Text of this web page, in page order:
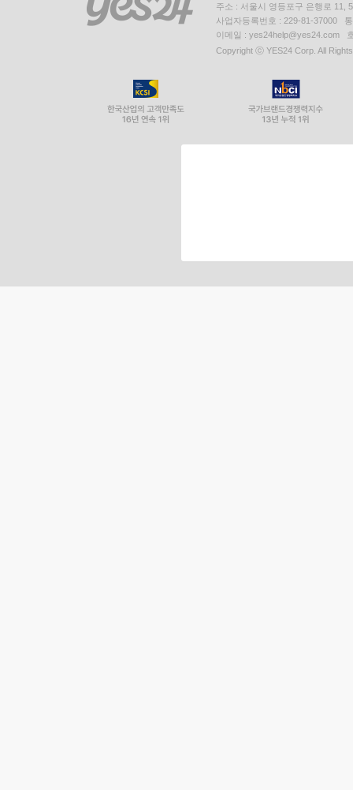
주소 : 서울시 영등포구 은행로 11,
사업자등록번호 : 229-81-37000
이메일 : yes24help@yes24.com
Copyright ⓒ YES24 Corp. All